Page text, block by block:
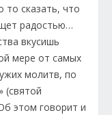
то сказать, что
радостью…
вкусишь
мере от самых
молитв, по
(святой
этом говорит и